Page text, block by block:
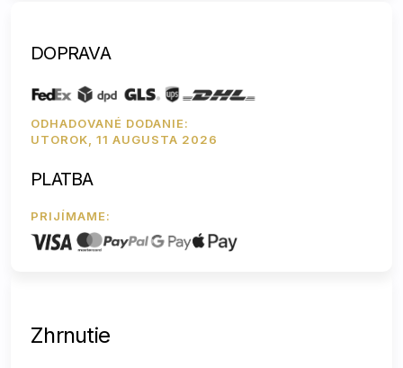
DOPRAVA
ODHADOVANÉ DODANIE:
UTOROK, 11 AUGUSTA 2026
PLATBA
PRIJÍMAME:
Zhrnutie